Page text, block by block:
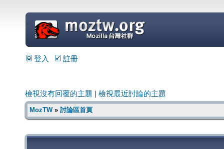
=
登入 註冊
檢視沒有回覆的主題 檢視最近討論的主題
MozTW» 討論區首頁